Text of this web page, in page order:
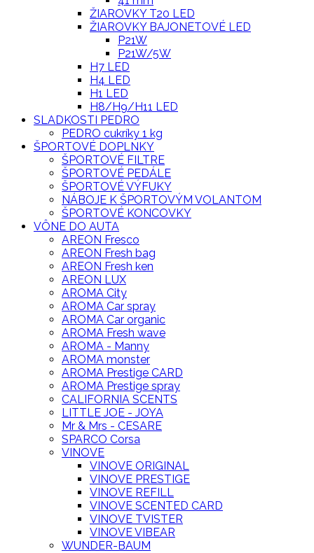
ŽIAROVKY T20 LED
ŽIAROVKY BAJONETOVÉ LED
P21W
P21W/5W
H7 LED
H4 LED
H1 LED
H8/H9/H11 LED
SLADKOSTI PEDRO
PEDRO cukríky 1 kg
ŠPORTOVÉ DOPLNKY
ŠPORTOVÉ FILTRE
ŠPORTOVÉ PEDÁLE
ŠPORTOVÉ VÝFUKY
NÁBOJE K ŠPORTOVÝM VOLANTOM
ŠPORTOVÉ KONCOVKY
VÔNE DO AUTA
AREON Fresco
AREON Fresh bag
AREON Fresh ken
AREON LUX
AROMA City
AROMA Car spray
AROMA Car organic
AROMA Fresh wave
AROMA - Manny
AROMA monster
AROMA Prestige CARD
AROMA Prestige spray
CALIFORNIA SCENTS
LITTLE JOE - JOYA
Mr & Mrs - CESARE
SPARCO Corsa
VINOVE
VINOVE ORIGINAL
VINOVE PRESTIGE
VINOVE REFILL
VINOVE SCENTED CARD
VINOVE TVISTER
VINOVE VIBEAR
WUNDER-BAUM